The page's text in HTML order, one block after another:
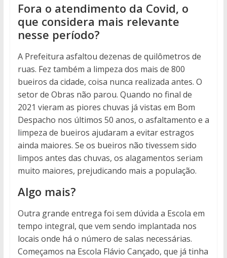
Fora o atendimento da Covid, o
que considera mais relevante
nesse período?
A Prefeitura asfaltou dezenas de quilômetros de
ruas. Fez também a limpeza dos mais de 800
bueiros da cidade, coisa nunca realizada antes. O
setor de Obras não parou. Quando no final de
2021 vieram as piores chuvas já vistas em Bom
Despacho nos últimos 50 anos, o asfaltamento e a
limpeza de bueiros ajudaram a evitar estragos
ainda maiores. Se os bueiros não tivessem sido
limpos antes das chuvas, os alagamentos seriam
muito maiores, prejudicando mais a população.
Algo mais?
Outra grande entrega foi sem dúvida a Escola em
tempo integral, que vem sendo implantada nos
locais onde há o número de salas necessárias.
Começamos na Escola Flávio Cançado, que já tinha